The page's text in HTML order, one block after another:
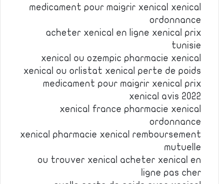
medicament pour maigrir xenical xenical
ordonnance
acheter xenical en ligne xenical prix
tunisie
xenical ou ozempic pharmacie xenical
xenical ou orlistat xenical perte de poids
medicament pour maigrir xenical prix
xenical avis 2022
xenical france pharmacie xenical
ordonnance
xenical pharmacie xenical remboursement
mutuelle
ou trouver xenical acheter xenical en
ligne pas cher